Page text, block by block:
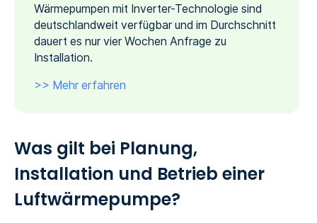
Wärmepumpen mit Inverter-Technologie sind
deutschlandweit verfügbar und im Durchschnitt
dauert es nur vier Wochen Anfrage zu
Installation.
>> Mehr erfahren
Was gilt bei Planung,
Installation und Betrieb einer
Luftwärmepumpe?